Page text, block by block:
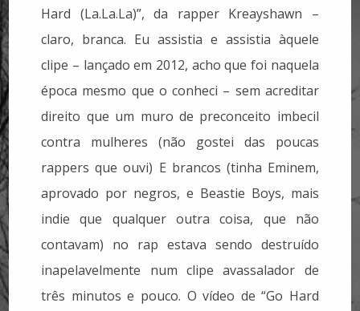
Hard (La.La.La)”, da rapper Kreayshawn –
claro, branca. Eu assistia e assistia àquele
clipe – lançado em 2012, acho que foi naquela
época mesmo que o conheci – sem acreditar
direito que um muro de preconceito imbecil
contra mulheres (não gostei das poucas
rappers que ouvi) E brancos (tinha Eminem,
aprovado por negros, e Beastie Boys, mais
indie que qualquer outra coisa, que não
contavam) no rap estava sendo destruído
inapelavelmente num clipe avassalador de
três minutos e pouco. O vídeo de “Go Hard